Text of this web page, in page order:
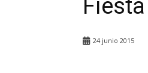
24 junio 2015